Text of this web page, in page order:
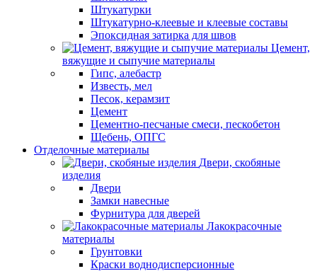
Штукатурки
Штукатурно-клеевые и клеевые составы
Эпоксидная затирка для швов
Цемент,
вяжущие и сыпучие материалы
Гипс, алебастр
Известь, мел
Песок, керамзит
Цемент
Цементно-песчаные смеси, пескобетон
Щебень, ОПГС
Отделочные материалы
Двери, скобяные
изделия
Двери
Замки навесные
Фурнитура для дверей
Лакокрасочные
материалы
Грунтовки
Краски воднодисперсионные